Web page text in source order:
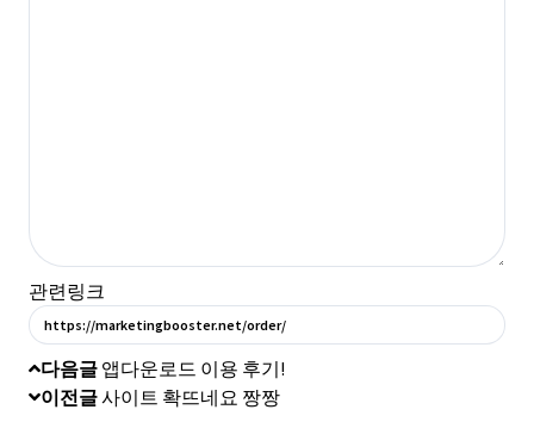
관련링크
https://marketingbooster.net/order/
다음글 앱다운로드 이용 후기!
이전글사이트 확뜨네요 짱짱